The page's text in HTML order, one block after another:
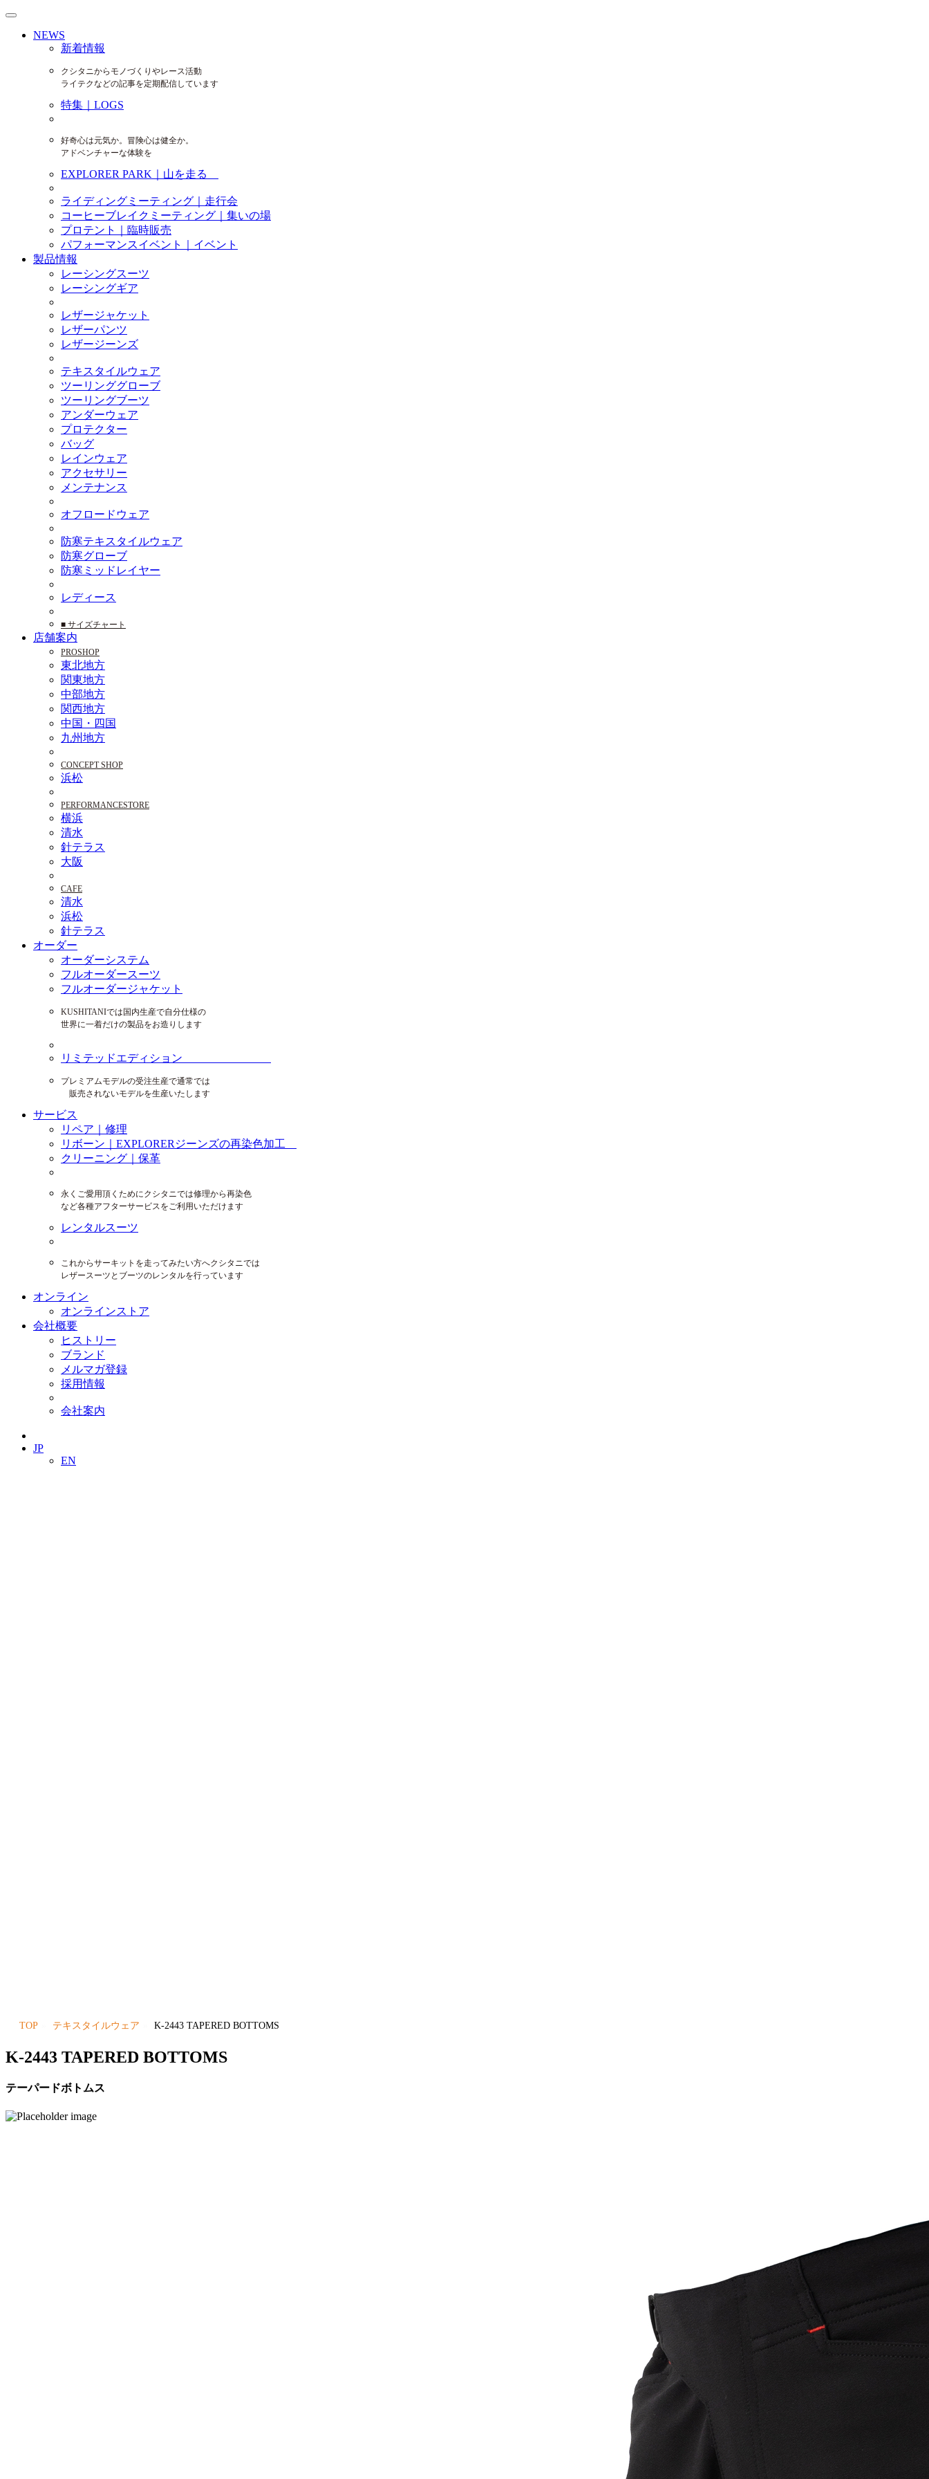
NEWS
新着情報
クシタニからモノづくりやレース活動
ライテクなどの記事を定期配信しています
特集｜LOGS
好奇心は元気か。冒険心は健全か。
アドベンチャーな体験を
EXPLORER PARK｜山を走る
ライディングミーティング｜走行会
コーヒーブレイクミーティング｜集いの場
プロテント｜臨時販売
パフォーマンスイベント｜イベント
製品情報
レーシングスーツ
レーシングギア
レザージャケット
レザーパンツ
レザージーンズ
テキスタイルウェア
ツーリンググローブ
ツーリングブーツ
アンダーウェア
プロテクター
バッグ
レインウェア
アクセサリー
メンテナンス
オフロードウェア
防寒テキスタイルウェア
防寒グローブ
防寒ミッドレイヤー
レディース
■ サイズチャート
店舗案内
PROSHOP
東北地方
関東地方
中部地方
関西地方
中国・四国
九州地方
CONCEPT SHOP
浜松
PERFORMANCESTORE
横浜
清水
針テラス
大阪
CAFE
清水
浜松
針テラス
オーダー
オーダーシステム
フルオーダースーツ
フルオーダージャケット
KUSHITANIでは国内生産で自分仕様の
世界に一着だけの製品をお造りします
リミテッドエディション
プレミアムモデルの受注生産で通常では
販売されないモデルを生産いたします
サービス
リペア｜修理
リボーン｜EXPLORERジーンズの再染色加工
クリーニング｜保革
永くご愛用頂くためにクシタニでは修理から再染色
など各種アフターサービスをご利用いただけます
レンタルスーツ
これからサーキットを走ってみたい方へクシタニでは
レザースーツとブーツのレンタルを行っています
オンライン
オンラインストア
会社概要
ヒストリー
ブランド
メルマガ登録
採用情報
会社案内
JP
EN
TOP テキスタイルウェア K-2443 TAPERED BOTTOMS
K-2443 TAPERED BOTTOMS
テーパードボトムス